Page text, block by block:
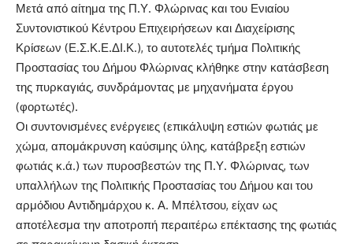
Μετά από αίτημα της Π.Υ. Φλώρινας και του Ενιαίου
Συντονιστικού Κέντρου Επιχειρήσεων και Διαχείρισης
Κρίσεων (Ε.Σ.Κ.Ε.ΔΙ.Κ.), το αυτοτελές τμήμα Πολιτικής
Προστασίας του Δήμου Φλώρινας κλήθηκε στην κατάσβεση
της πυρκαγιάς, συνδράμοντας με μηχανήματα έργου
(φορτωτές).
Οι συντονισμένες ενέργειες (επικάλυψη εστιών φωτιάς με
χώμα, απομάκρυνση καύσιμης ύλης, κατάβρεξη εστιών
φωτιάς κ.ά.) των πυροσβεστών της Π.Υ. Φλώρινας, των
υπαλλήλων της Πολιτικής Προστασίας του Δήμου και του
αρμόδιου Αντιδημάρχου κ. Α. Μπέλτσου, είχαν ως
αποτέλεσμα την αποτροπή περαιτέρω επέκτασης της φωτιάς